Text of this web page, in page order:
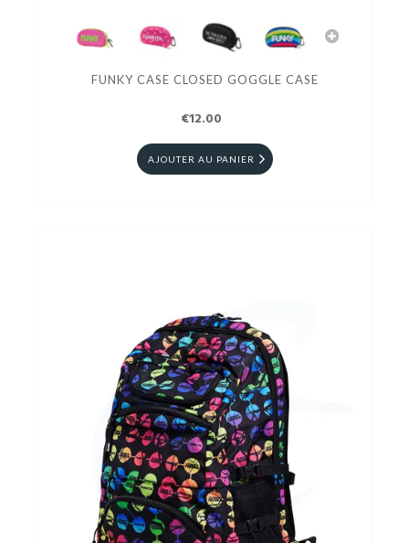
FUNKY CASE CLOSED GOGGLE CASE
€12.00
AJOUTER AU PANIER